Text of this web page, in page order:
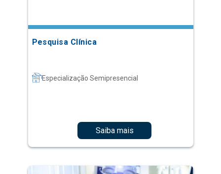
Pesquisa Clínica
Especialização Semipresencial
Saiba mais